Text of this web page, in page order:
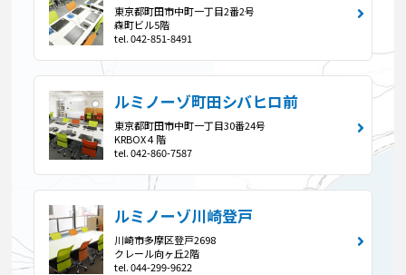
東京都町田市中町一丁目2番2号
森町ビル5階
tel. 042-851-8491
ルミノーゾ町田シバヒロ前
東京都町田市中町一丁目30番24号
KRBOX４階
tel. 042-860-7587
ルミノーゾ川崎登戸
川崎市多摩区登戸2698
クレール向ヶ丘2階
tel. 044-299-9622